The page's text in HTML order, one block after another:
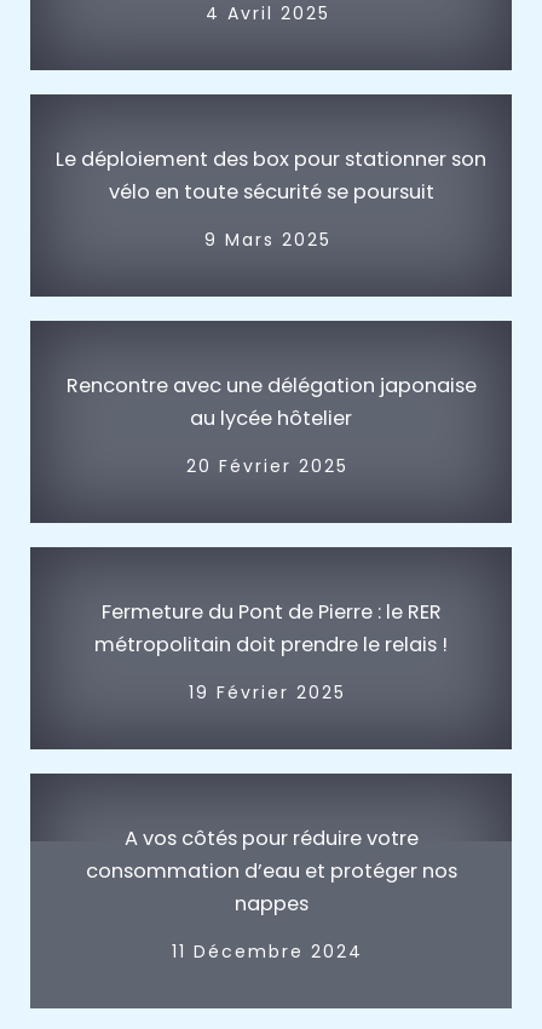
4 Avril 2025
Le déploiement des box pour stationner son
vélo en toute sécurité se poursuit
9 Mars 2025
Rencontre avec une délégation japonaise
au lycée hôtelier
20 Février 2025
Fermeture du Pont de Pierre : le RER
métropolitain doit prendre le relais !
19 Février 2025
A vos côtés pour réduire votre
consommation d’eau et protéger nos
nappes
11 Décembre 2024